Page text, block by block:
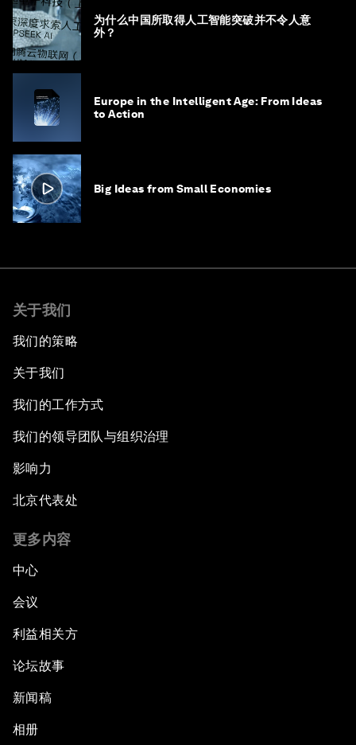
为什么中国所取得人工智能突破并不令人意
外？
Europe in the Intelligent Age: From Ideas
to Action
Big Ideas from Small Economies
关于我们
我们的策略
关于我们
我们的工作方式
我们的领导团队与组织治理
影响力
北京代表处
更多内容
中心
会议
利益相关方
论坛故事
新闻稿
相册